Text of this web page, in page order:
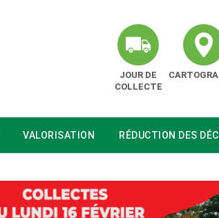
JOUR DE
COLLECTE
VALORISATION RÉDUCTION DES